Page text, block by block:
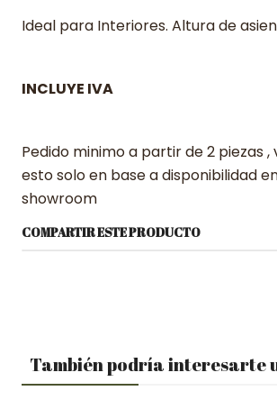
Ideal para Interiores. Altura de
INCLUYE IVA
Pedido minimo a partir de 2 piezas
esto solo en base a disponibilidad
showroom
COMPARTIR ESTE PRODUCTO
También podría interesarte